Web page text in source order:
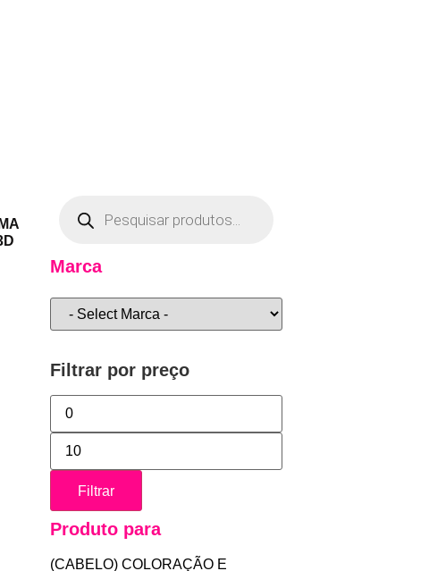
Marca
Filtrar por preço
Filtrar
Produto para
(CABELO) COLORAÇÃO E